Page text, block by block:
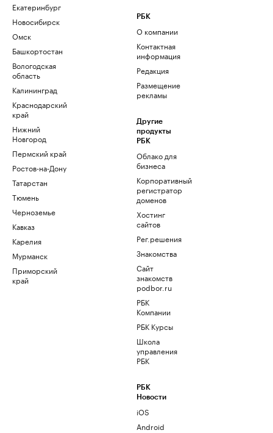
Екатеринбург
Новосибирск
Омск
Башкортостан
Вологодская
область
Калининград
Краснодарский
край
Нижний
Новгород
Пермский край
Ростов-на-Дону
Татарстан
Тюмень
Черноземье
Кавказ
Карелия
Мурманск
Приморский
край
РБК
О компании
Контактная
информация
Редакция
Размещение
рекламы
Другие
продукты
РБК
Облако для
бизнеса
Корпоративный
регистратор
доменов
Хостинг
сайтов
Рег.решения
Знакомства
Сайт
знакомств
podbor.ru
РБК
Компании
РБК Курсы
Школа
управления
РБК
РБК
Новости
iOS
Android